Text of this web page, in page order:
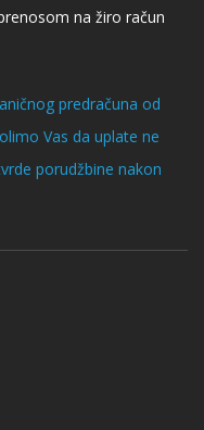
na žiro račun
predračuna od
Vas da uplate ne
porudžbine nakon